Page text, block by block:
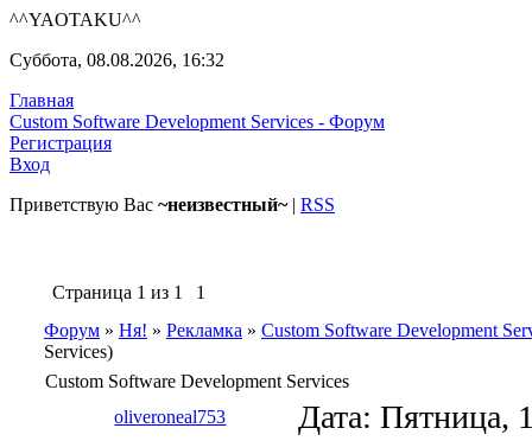
^^YAOTAKU^^
Суббота, 08.08.2026, 16:32
Главная
Custom Software Development Services - Форум
Регистрация
Вход
Приветствую Вас ~неизвестный~| RSS
Страница 1 из 1
1
Форум » Ня! » Рекламка » Custom Software Development
Services)
Custom Software Development Services
oliveroneal753
Дата: Пятница,